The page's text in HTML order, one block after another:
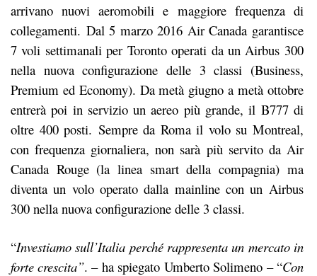
arrivano nuovi aeromobili e maggiore frequenza di
collegamenti. Dal 5 marzo 2016 Air Canada garantisce
7 voli settimanali per Toronto operati da un Airbus 300
nella nuova configurazione delle 3 classi (Business,
Premium ed Economy). Da metà giugno a metà ottobre
entrerà poi in servizio un aereo più grande, il B777 di
oltre 400 posti. Sempre da Roma il volo su Montreal,
con frequenza giornaliera, non sarà più servito da Air
Canada Rouge (la linea smart della compagnia) ma
diventa un volo operato dalla mainline con un Airbus
300 nella nuova configurazione delle 3 classi.
“Investiamo sull’Italia perché rappresenta un mercato in
forte crescita”. – ha spiegato Umberto Solimeno – “Con